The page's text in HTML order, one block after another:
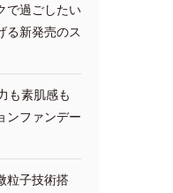
で過ごしたい
る新発売のス
も素肌感も
ンファンデー
粒子技術搭